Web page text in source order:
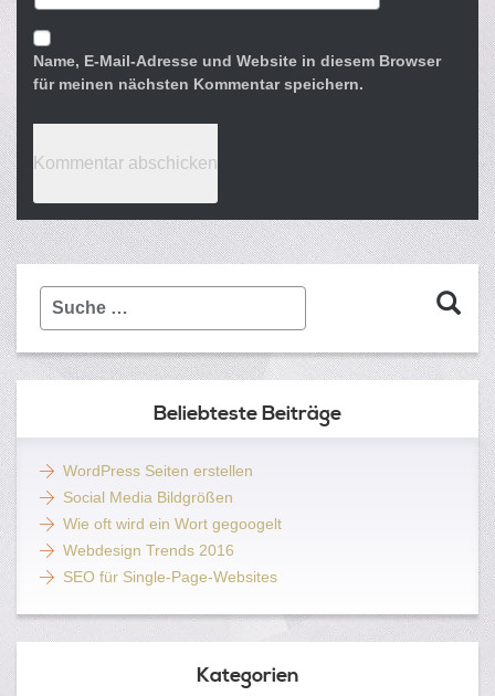
Name, E-Mail-Adresse und Website in diesem Browser
für meinen nächsten Kommentar speichern.
Suche
Beliebteste Beiträge
WordPress Seiten erstellen
Social Media Bildgrößen
Wie oft wird ein Wort gegoogelt
Webdesign Trends 2016
SEO für Single-Page-Websites
Kategorien